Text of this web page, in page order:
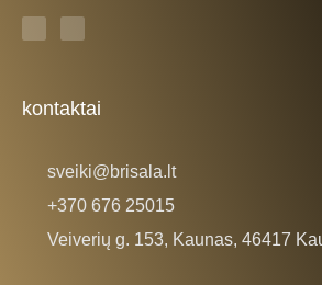
F
c
-
f
I
s
m
kontaktai
sveiki@brisala.lt
+370 676 25015
Veiverių g. 153, Kaunas, 46417